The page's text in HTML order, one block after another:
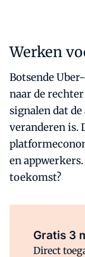
Werken
Botsende
naar de
signalen dat
veranderen is.
en
toekomst?
Gratis 3
Direct